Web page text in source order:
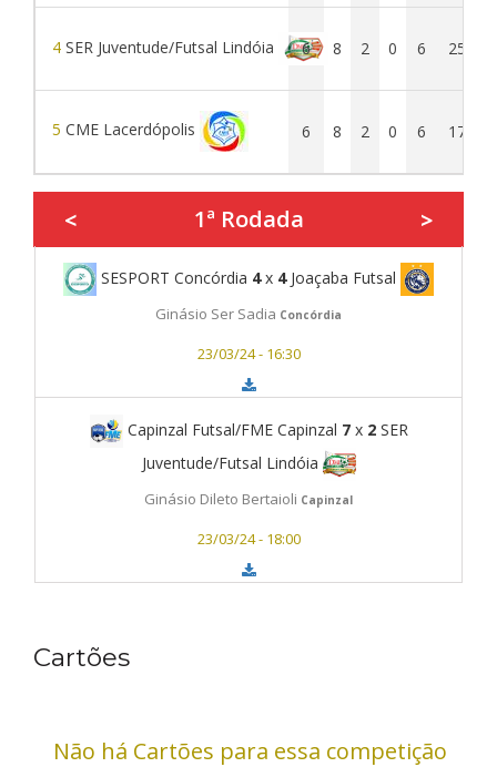
4 SER Juventude/Futsal Lindóia 6 8 2 0 6 25
5 CME Lacerdópolis 6 8 2 0 6 17
< 1ª Rodada >
SESPORT Concórdia 4x 4Joaçaba Futsal
Ginásio Ser Sadia Concórdia
23/03/24 - 16:30
Capinzal Futsal/FME Capinzal 7x 2SER
Juventude/Futsal Lindóia
Ginásio Dileto Bertaioli Capinzal
23/03/24 - 18:00
Cartões
Não há Cartões para essa competição